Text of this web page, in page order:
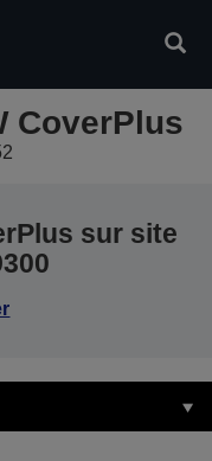
CoverPlus
sur site